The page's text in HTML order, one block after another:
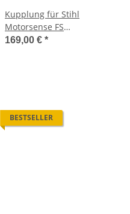
Kupplung für Stihl
Motorsense FS
86/FS88/FS61/66/80/81/60
169,00 € *
BESTSELLER